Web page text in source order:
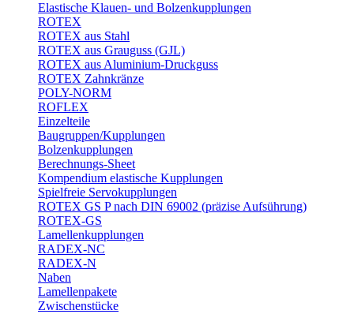
Elastische Klauen- und Bolzenkupplungen
ROTEX
ROTEX aus Stahl
ROTEX aus Grauguss (GJL)
ROTEX aus Aluminium-Druckguss
ROTEX Zahnkränze
POLY-NORM
ROFLEX
Einzelteile
Baugruppen/Kupplungen
Bolzenkupplungen
Berechnungs-Sheet
Kompendium elastische Kupplungen
Spielfreie Servokupplungen
ROTEX GS P nach DIN 69002 (präzise Aufsührung)
ROTEX-GS
Lamellenkupplungen
RADEX-NC
RADEX-N
Naben
Lamellenpakete
Zwischenstücke